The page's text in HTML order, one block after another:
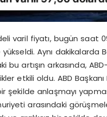
varil fiyatı, bugün saat
Aynı dakikalarda
bu artışın arkasında,
etkili oldu. ABD
şekilde anlaşmayı
arasındaki